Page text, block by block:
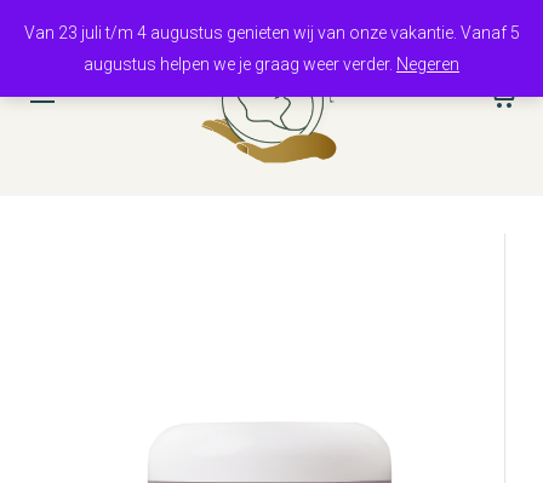
Van 23 juli t/m 4 augustus genieten wij van onze vakantie. Vanaf 5
augustus helpen we je graag weer verder. Negeren